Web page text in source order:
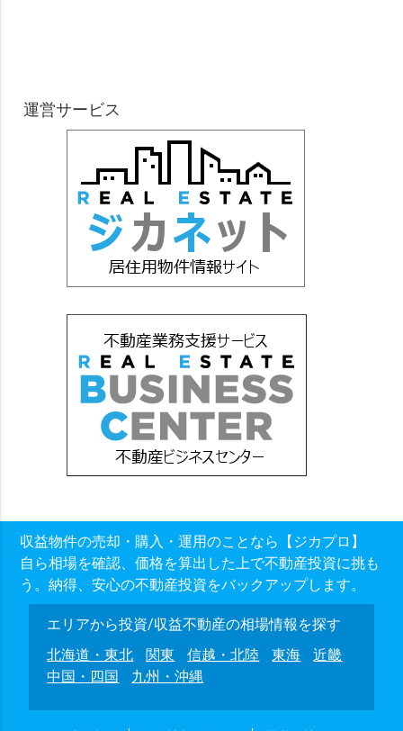
運営サービス
収益物件の売却・購入・運用のことなら【ジカプロ】
自ら相場を確認、価格を算出した上で不動産投資に挑も
う。納得、安心の不動産投資をバックアップします。
エリアから投資/収益不動産の相場情報を探す
北海道・東北
関東 信越・北陸 東海
近畿
中国・四国
九州・沖縄